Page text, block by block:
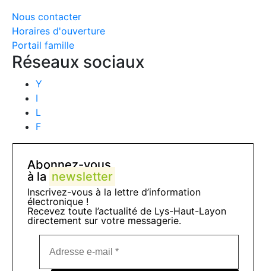
Nous contacter
Horaires d'ouverture
Portail famille
Réseaux sociaux
Y
I
L
F
Abonnez-vous
à la newsletter
Inscrivez-vous à la lettre d’information
électronique !
Recevez toute l’actualité de Lys-Haut-Layon
directement sur votre messagerie.